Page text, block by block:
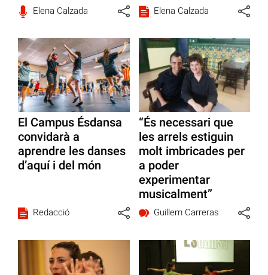
Elena Calzada Elena Calzada
El Campus Ésdansa
convidarà a
aprendre les danses
d’aquí i del món
Redacció
“És necessari que
les arrels estiguin
molt imbricades per
a poder
experimentar
musicalment”
Guillem Carreras